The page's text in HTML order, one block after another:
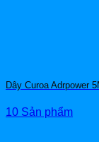
Dây Curoa Adrpower
10 Sản phẩm